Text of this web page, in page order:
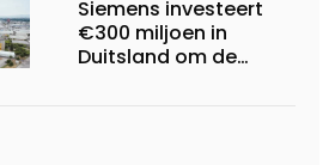
Siemens investeert
€300 miljoen in
Duitsland om de